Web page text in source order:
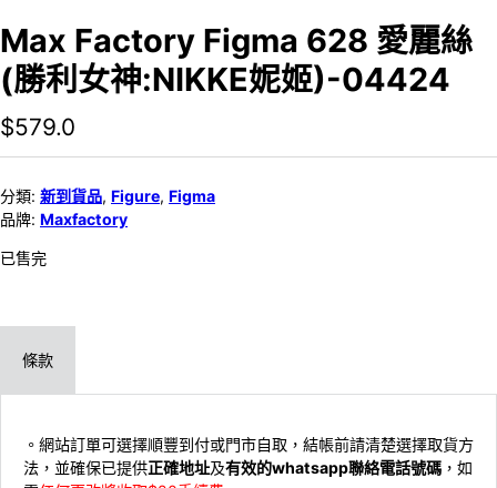
Max Factory Figma 628 愛麗絲
(勝利女神:NIKKE妮姬)-04424
$579.0
分類: 新到貨品, Figure, Figma
品牌: Maxfactory
已售完
條款
。網站訂單可選擇順豐到付或門市自取，結帳前請清楚選擇取貨方
法，並確保已提供正確地址及有效的whatsapp聯絡電話號碼 ，如